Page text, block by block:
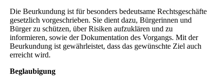
Die Beurkundung ist für besonders bedeutsame Rechtsgeschäfte
gesetzlich vorgeschrieben. Sie dient dazu, Bürgerinnen und
Bürger zu schützen, über Risiken aufzuklären und zu
informieren, sowie der Dokumentation des Vorgangs. Mit der
Beurkundung ist gewährleistet, dass das gewünschte Ziel auch
erreicht wird.
Beglaubigung